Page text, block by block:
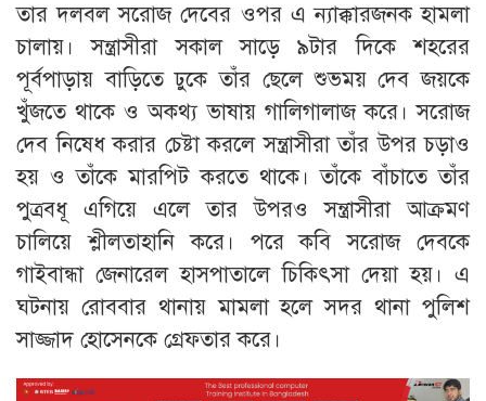
তার দলবল সরোজ দেবের ওপর এ ন্যাক্কারজনক হামলা
চালায়। সন্ত্রাসীরা সকাল সাড়ে ৯টার দিকে শহরের
পূর্বপাড়ায় বাড়িতে ঢুকে তাঁর ছেলে শুভময় দেব জয়কে
খুঁজতে থাকে ও অকথ্য ভাষায় গালিগালাজ করে। সরোজ
দেব নিষেধ করার চেষ্টা করলে সন্ত্রাসীরা তাঁর উপর চড়াও
হয় ও তাঁকে মারপিট করতে থাকে। তাঁকে বাঁচাতে তাঁর
পুত্রবধূ এগিয়ে এলে তার উপরও সন্ত্রাসীরা আক্রমণ
চালিয়ে শ্লীলতাহানি করে। পরে কবি সরোজ দেবকে
গাইবান্ধা জেনারেল হাসপাতালে চিকিৎসা দেয়া হয়। এ
ঘটনায় রোববার থানায় মামলা হলে সদর থানা পুলিশ
সাজ্জাদ হোসেনকে গ্রেফতার করে।